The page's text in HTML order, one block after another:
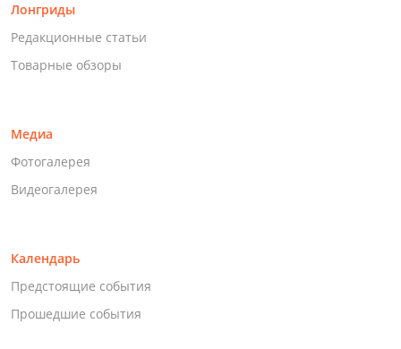
Лонгриды
Редакционные статьи
Товарные обзоры
Медиа
Фотогалерея
Видеогалерея
Календарь
Предстоящие события
Прошедшие события